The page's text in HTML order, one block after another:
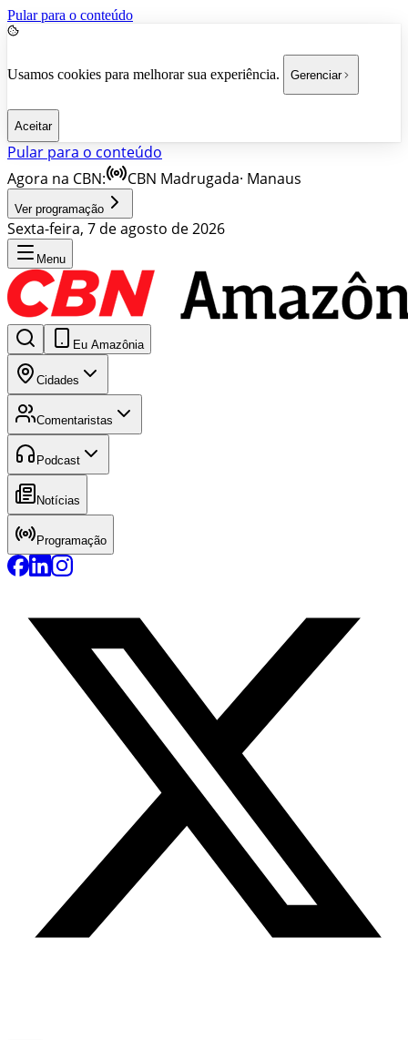
Pular para o conteúdo
Usamos cookies para melhorar sua experiência. Gerenciar
Aceitar
Pular para o conteúdo
Agora na CBN:
CBN Madrugada· Manaus
Ver programação
Sexta-feira, 7 de agosto de 2026
Menu
Eu Amazônia
Cidades
Comentaristas
Podcast
Notícias
Programação